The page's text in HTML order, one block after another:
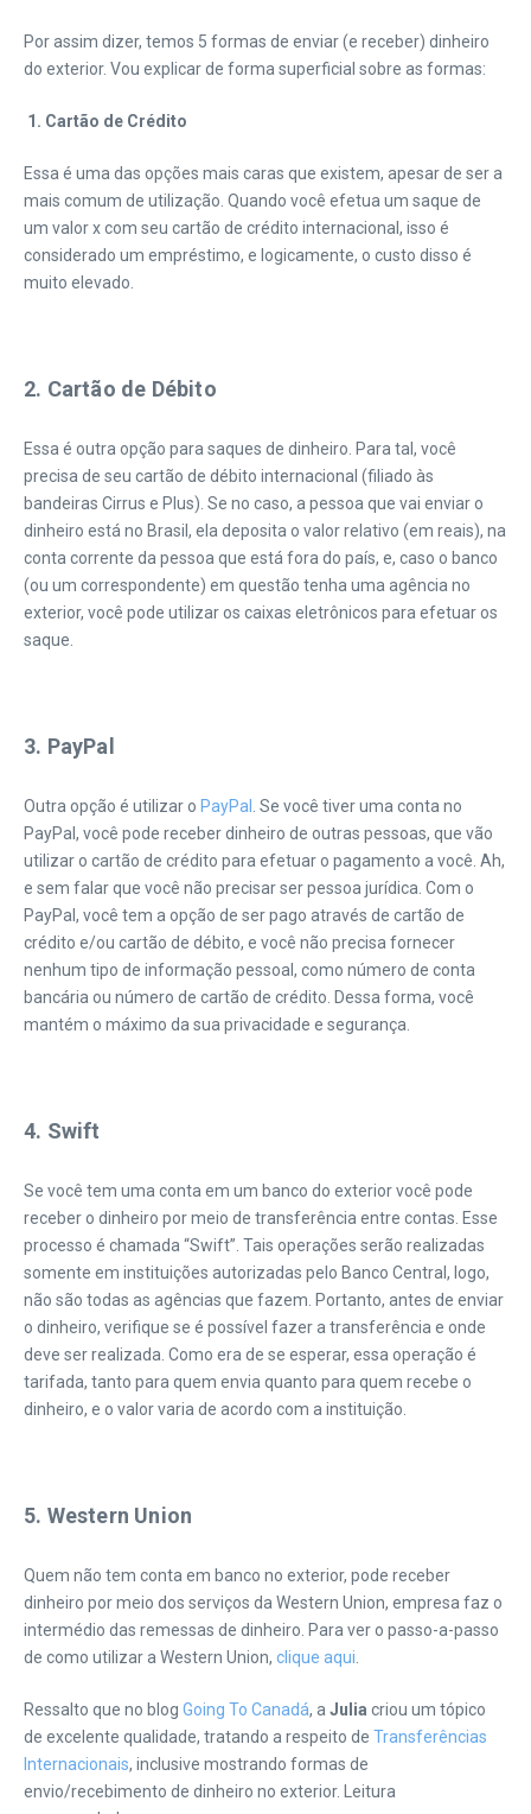
Por assim dizer, temos 5 formas de enviar (e receber) dinheiro
do exterior. Vou explicar de forma superficial sobre as formas:
1. Cartão de Crédito
Essa é uma das opções mais caras que existem, apesar de ser a
mais comum de utilização. Quando você efetua um saque de
um valor x com seu cartão de crédito internacional, isso é
considerado um empréstimo, e logicamente, o custo disso é
muito elevado.
2. Cartão de Débito
Essa é outra opção para saques de dinheiro. Para tal, você
precisa de seu cartão de débito internacional (filiado às
bandeiras Cirrus e Plus). Se no caso, a pessoa que vai enviar o
dinheiro está no Brasil, ela deposita o valor relativo (em reais), na
conta corrente da pessoa que está fora do país, e, caso o banco
(ou um correspondente) em questão tenha uma agência no
exterior, você pode utilizar os caixas eletrônicos para efetuar os
saque.
3. PayPal
Outra opção é utilizar o PayPal
. Se você tiver uma conta no
PayPal, você pode receber dinheiro de outras pessoas, que vão
utilizar o cartão de crédito para efetuar o pagamento a você. Ah,
e sem falar que você não precisar ser pessoa jurídica. Com o
PayPal, você tem a opção de ser pago através de cartão de
crédito e/ou cartão de débito, e você não precisa fornecer
nenhum tipo de informação pessoal, como número de conta
bancária ou número de cartão de crédito. Dessa forma, você
mantém o máximo da sua privacidade e segurança.
4. Swift
Se você tem uma conta em um banco do exterior você pode
receber o dinheiro por meio de transferência entre contas. Esse
processo é chamada “Swift”. Tais operações serão realizadas
somente em instituições autorizadas pelo Banco Central, logo,
não são todas as agências que fazem. Portanto, antes de enviar
o dinheiro, verifique se é possível fazer a transferência e onde
deve ser realizada. Como era de se esperar, essa operação é
tarifada, tanto para quem envia quanto para quem recebe o
dinheiro, e o valor varia de acordo com a instituição.
5. Western Union
Quem não tem conta em banco no exterior, pode receber
dinheiro por meio dos serviços da Western Union, empresa faz o
intermédio das remessas de dinheiro. Para ver o passo-a-passo
de como utilizar a Western Union, clique aqui
Ressalto que no blog Going To Canadá, a Julia criou um tópico
de excelente qualidade, tratando a respeito de Transferências
Internacionais, inclusive mostrando formas de
envio/recebimento de dinheiro no exterior. Leitura